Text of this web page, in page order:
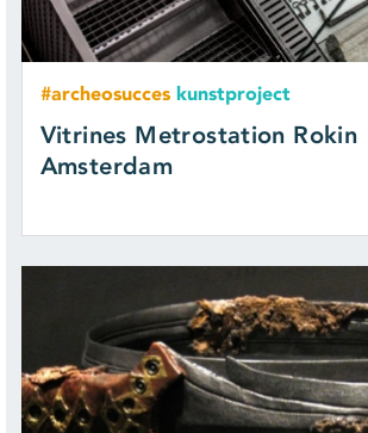
#archeosucces kunstproject
Vitrines Metrostation Rokin
Amsterdam